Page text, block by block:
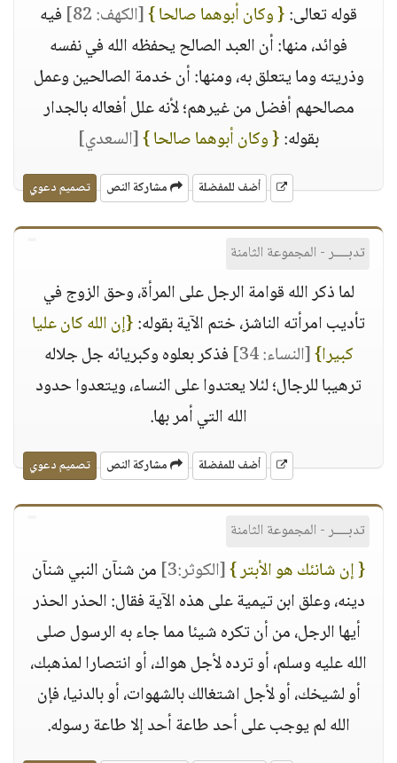
قوله تعالى:{ وكان أبوهما صالحا }[الكهف: 82]
فيه
فوائد، منها: أن العبد الصالح يحفظه الله في نفسه
وذريته وما يتعلق به، ومنها: أن خدمة الصالحين وعمل
مصالحهم أفضل من غيرهم؛ لأنه علل أفعاله بالجدار
بقوله:{ وكان أبوهما صالحا }[السعدي]
أضف للمفضلة مشاركة النص تصميم دعوي
تدبــــر - المجموعة الثامنة
لما ذكر الله قوامة الرجل على المرأة، وحق الزوج في
تأديب امرأته الناشز، ختم الآية بقوله:{إن الله كان عليا
كبيرا}[النساء: 34]
فذكر بعلوه وكبريائه جل جلاله
ترهيبا للرجال؛ لئلا يعتدوا على النساء، ويتعدوا حدود
الله التي أمر بها.
أضف للمفضلة مشاركة النص تصميم دعوي
تدبــــر - المجموعة الثامنة
{ إن شانئك هو الأبتر }[الكوثر:3]
من شنآن النبي شنآن
دينه، وعلق ابن تيمية على هذه الآية فقال: الحذر الحذر
أيها الرجل، من أن تكره شيئا مما جاء به الرسول صلى
الله عليه وسلم، أو ترده لأجل هواك، أو انتصارا لمذهبك،
أو لشيخك، أو لأجل اشتغالك بالشهوات، أو بالدنيا، فإن
الله لم يوجب على أحد طاعة أحد إلا طاعة رسوله.